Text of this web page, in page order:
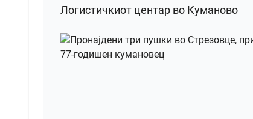
Логистичкиот центар во Куманово